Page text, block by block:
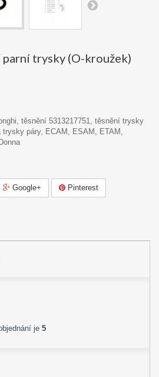
trysky (O-kroužek)
těsnění 5313217751, těsnění trysky
trysky páry, ECAM, ESAM, ETAM,
Google+ Pinterest
je 5